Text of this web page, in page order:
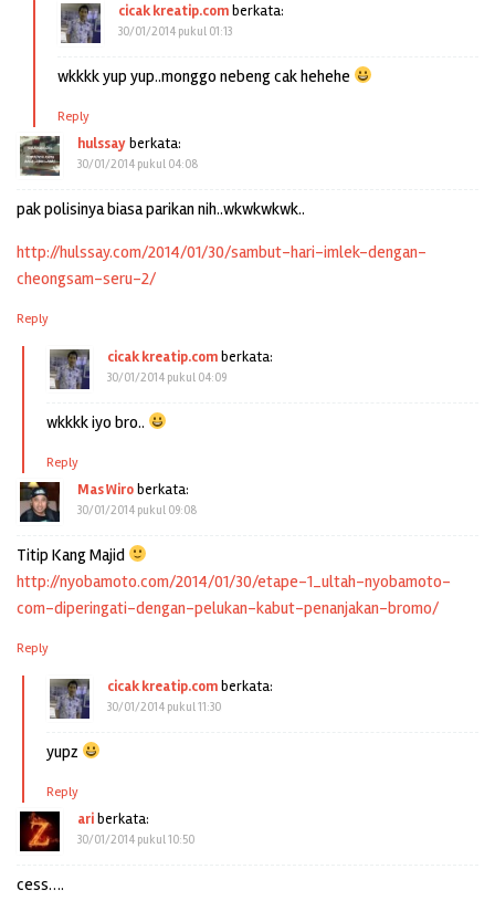
cicak kreatip.comberkata:
30/01/2014 pukul 01:13
wkkkk yup yup..monggo nebeng cak hehehe
Reply
hulssayberkata:
30/01/2014 pukul 04:08
pak polisinya biasa parikan nih..wkwkwkwk..
http://hulssay.com/2014/01/30/sambut-hari-imlek-dengan-
cheongsam-seru-2/
Reply
cicak kreatip.comberkata:
30/01/2014 pukul 04:09
wkkkk iyo bro..
Reply
Mas Wiroberkata:
30/01/2014 pukul 09:08
Titip Kang Majid
http://nyobamoto.com/2014/01/30/etape-1_ultah-nyobamoto-
com-diperingati-dengan-pelukan-kabut-penanjakan-bromo/
Reply
cicak kreatip.comberkata:
30/01/2014 pukul 11:30
yupz
Reply
ariberkata:
30/01/2014 pukul 10:50
cess….